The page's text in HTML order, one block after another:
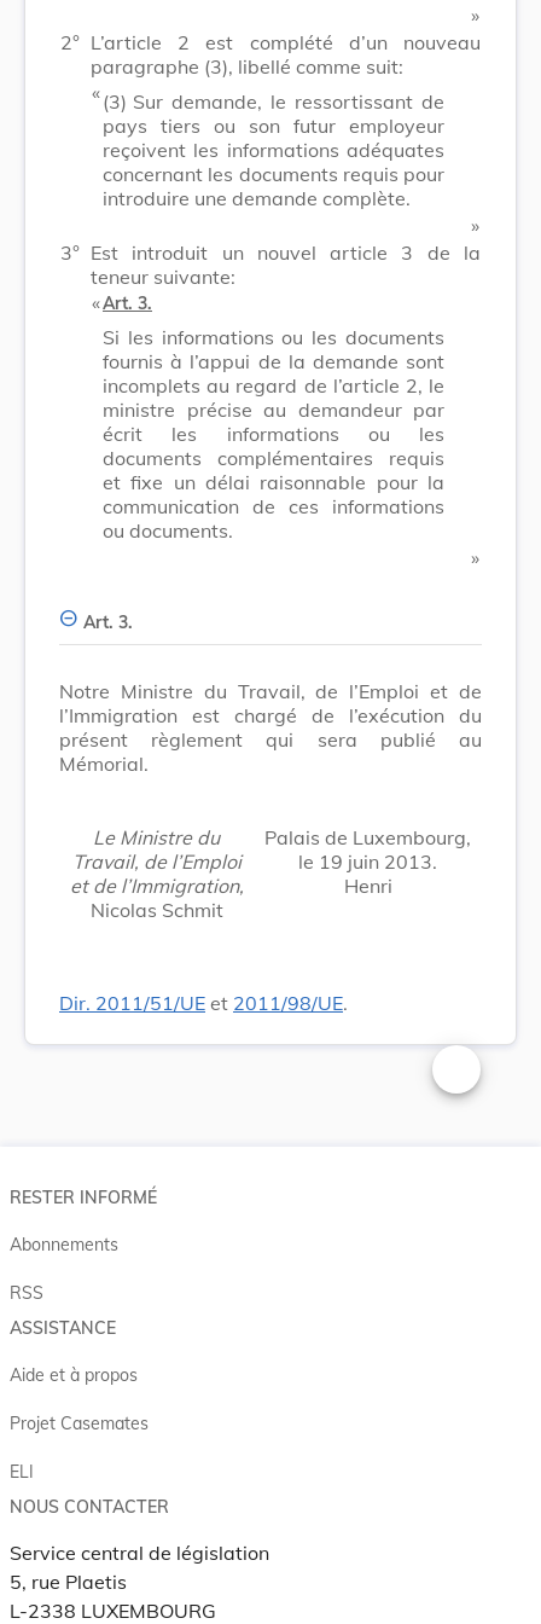
​ »
2° L’article 2 est complété d’un nouveau
paragraphe (3), libellé comme suit:
​ «(3) Sur demande, le ressortissant de
pays tiers ou son futur employeur
reçoivent les informations adéquates
concernant les documents requis pour
introduire une demande complète.
​ »
3° Est introduit un nouvel article 3 de la
teneur suivante:
​ «Art. 3.
Si les informations ou les documents
fournis à l’appui de la demande sont
incomplets au regard de l’article 2, le
ministre précise au demandeur par
écrit les informations ou les
documents complémentaires requis
et fixe un délai raisonnable pour la
communication de ces informations
ou documents.
​ »
Art. 3.
Notre Ministre du Travail, de l’Emploi et de
l’Immigration est chargé de l’exécution du
présent règlement qui sera publié au
Mémorial.
Le Ministre du
Travail, de l’Emploi
et de l’Immigration,
Nicolas Schmit
Palais de Luxembourg,
le 19 juin 2013.
Henri
Dir. 2011/51/UE et 2011/98/UE.
Changer la
RESTER INFORMÉ
Abonnements
RSS
ASSISTANCE
Aide et à propos
Projet Casemates
ELI
NOUS CONTACTER
Service central de législation
5, rue Plaetis
L-2338 LUXEMBOURG